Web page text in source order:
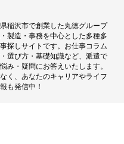
稲沢市で創業した丸徳グループ
製造・事務を中心とした多種多
探しサイトです。お仕事コラム
選び方・基礎知識など、派遣で
み・疑問にお答えいたします。
く、あなたのキャリアやライフ
も発信中！